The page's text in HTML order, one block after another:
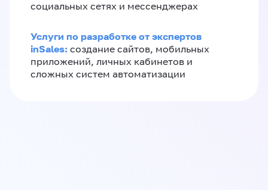
социальных сетях и мессенджерах
Услуги по разработке от экспертов
inSales: создание сайтов, мобильных
приложений, личных кабинетов и
сложных систем автоматизации